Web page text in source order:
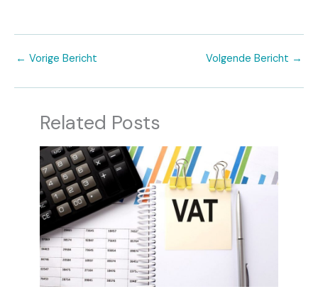
← Vorige Bericht Volgende Bericht →
Related Posts